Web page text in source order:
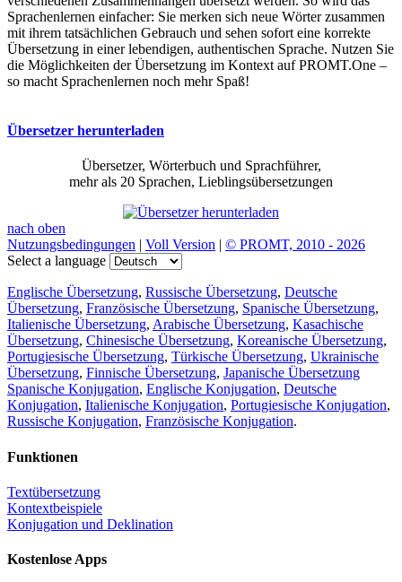
Sprachenlernen einfacher: Sie merken sich neue Wörter zusammen
mit ihrem tatsächlichen Gebrauch und sehen sofort eine korrekte
Übersetzung in einer lebendigen, authentischen Sprache. Nutzen Sie
die Möglichkeiten der Übersetzung im Kontext auf PROMT.One –
so macht Sprachenlernen noch mehr Spaß!
Übersetzer herunterladen
Übersetzer, Wörterbuch und Sprachführer,
mehr als 20 Sprachen, Lieblingsübersetzungen
nach oben
Nutzungsbedingungen | Voll Version | © PROMT, 2010 - 2026
Select a language
Englische Übersetzung, Russische Übersetzung, Deutsche
Übersetzung, Französische Übersetzung, Spanische Übersetzung,
Italienische Übersetzung, Arabische Übersetzung, Kasachische
Übersetzung, Chinesische Übersetzung, Koreanische Übersetzung,
Portugiesische Übersetzung, Türkische Übersetzung, Ukrainische
Übersetzung, Finnische Übersetzung, Japanische Übersetzung
Spanische Konjugation, Englische Konjugation, Deutsche
Konjugation, Italienische Konjugation, Portugiesische Konjugation,
Russische Konjugation, Französische Konjugation.
Funktionen
Textübersetzung
Kontextbeispiele
Konjugation und Deklination
Kostenlose Apps